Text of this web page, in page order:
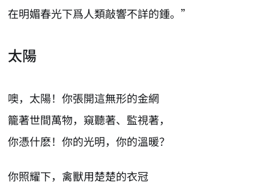
在明媚春光下爲人類敲響不詳的鍾。”
太陽
噢，太陽！你張開這無形的金網
籠著世間萬物，窺聽著、監視著，
你憑什麽！你的光明，你的溫暖？
你照耀下，禽獸用楚楚的衣冠